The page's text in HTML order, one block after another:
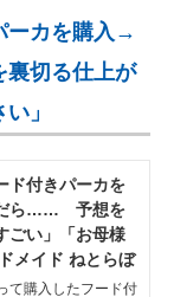
ーカを購入→
切る仕上が
」
ド付きパーカを
だら…… 予想を
ごい」「お母様
メイド ねとらぼ
て購入したフード付